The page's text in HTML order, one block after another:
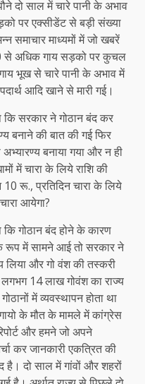
दो साल में चारे पानी के अभाव
पर एक्सीडेंट से बड़ी संख्या
समाचार माध्यमों में जो खबरें
से अधिक गाय सड़को पर कुचल
भूख से चारे पानी के अभाव में
आदि खाने से मारी गई।
सरकार ने गोठान बंद कर
बनाने की बात की गई फिर
बनाया गया और न ही
में चारा के लिये राशि की
रू., प्रतिदिन चारा के लिये
आयेगा?
गोठान बंद होने के कारण
रूप में सामने आई तो सरकार ने
लिया और गो वंश की तस्करी
14 लाख गोवंश का राज्य
में व्यवस्थापन होता था
के मौत के मामले में कांग्रेस
और हमने जो अपने
कर जानकारी एकत्रित की
है। दो साल में गांवों और शहरों